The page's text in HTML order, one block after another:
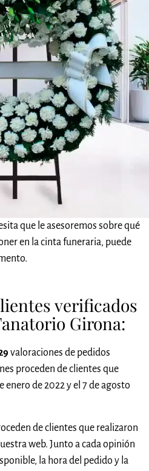
que le asesoremos sobre qué
en la cinta funeraria, puede
verificados
Girona:
valoraciones de pedidos
proceden de clientes que
de 2022 y el 7 de agosto
de clientes que realizaron
web. Junto a cada opinión
la hora del pedido y la